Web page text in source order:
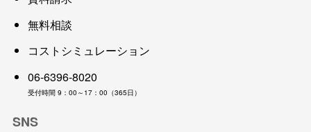
無料相談
コストシミュレーション
06-6396-8020
受付時間 9：00～17：00（365日）
SNS